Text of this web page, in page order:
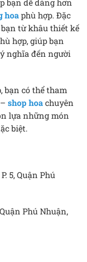
bạn dễ dàng hơn
hoaphù hợp. Đặc
từ khâu thiết kế
hợp, giúp bạn
nghĩa đến người
bạn có thể tham
shop hoachuyên
lựa những món
biệt.
5, Quận Phú
Phú Nhuận,